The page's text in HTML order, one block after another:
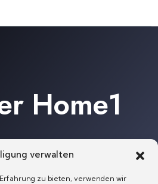
verwalten
zu bieten, verwenden wir
Home1
Header Home1